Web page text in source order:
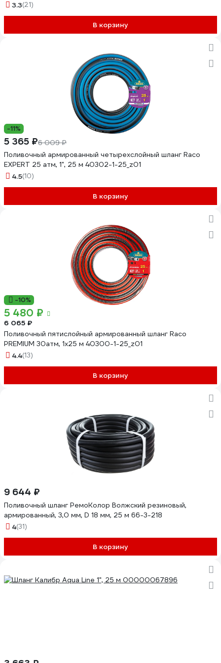
3.3(21)
В корзину
-11%
5 365 ₽6 009 ₽
Поливочный армированный четырехслойный шланг Raco
EXPERT 25 атм, 1", 25 м 40302-1-25_z01
4.5(10)
В корзину
-10%
5 480 ₽
6 065 ₽
Поливочный пятислойный армированный шланг Raco
PREMIUM 30атм, 1х25 м 40300-1-25_z01
4.4(13)
В корзину
9 644 ₽
Поливочный шланг РемоКолор Волжский резиновый,
армированный, 3,0 мм, D 18 мм, 25 м 66-3-218
4(31)
В корзину